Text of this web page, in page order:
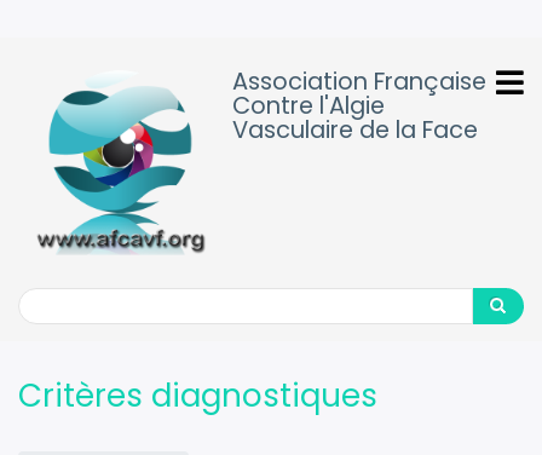
Association Française
Contre l'Algie
Vasculaire de la Face
Search
Search
Critères diagnostiques